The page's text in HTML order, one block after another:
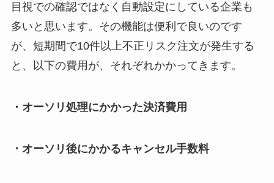
目視での確認ではなく自動設定にしている企業も
多いと思います。その機能は便利で良いのです
が、短期間で10件以上不正リスク注文が発生する
と、以下の費用が、それぞれかかってきます。
・オーソリ処理にかかった決済費用
・オーソリ後にかかるキャンセル手数料